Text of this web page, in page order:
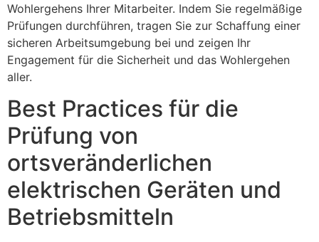
Wohlergehens Ihrer Mitarbeiter. Indem Sie regelmäßige
Prüfungen durchführen, tragen Sie zur Schaffung einer
sicheren Arbeitsumgebung bei und zeigen Ihr
Engagement für die Sicherheit und das Wohlergehen
aller.
Best Practices für die
Prüfung von
ortsveränderlichen
elektrischen Geräten und
Betriebsmitteln